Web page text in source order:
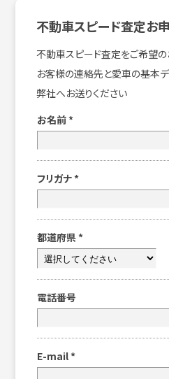
不動車スピード査定お
不動車スピード査定をご希望
お客様の連絡先と愛車の基本
弊社へお送りください
お名前 *
フリガナ *
都道府県 *
電話番号
E-mail *